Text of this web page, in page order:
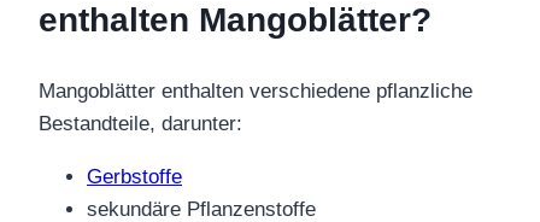
enthalten Mangoblätter?
Mangoblätter enthalten verschiedene pflanzliche
Bestandteile, darunter:
Gerbstoffe
sekundäre Pflanzenstoffe